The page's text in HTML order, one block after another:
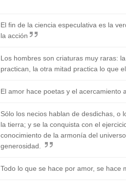
El fin de la ciencia especulativa es la
la acción
Los hombres son criaturas muy raras:
practican, la otra mitad practica lo que
El amor hace poetas y el acercamiento
Sólo los necios hablan de desdichas, o
la tierra; y se la conquista con el
conocimiento de la armonía del
generosidad.
Todo lo que se hace por amor, se hace